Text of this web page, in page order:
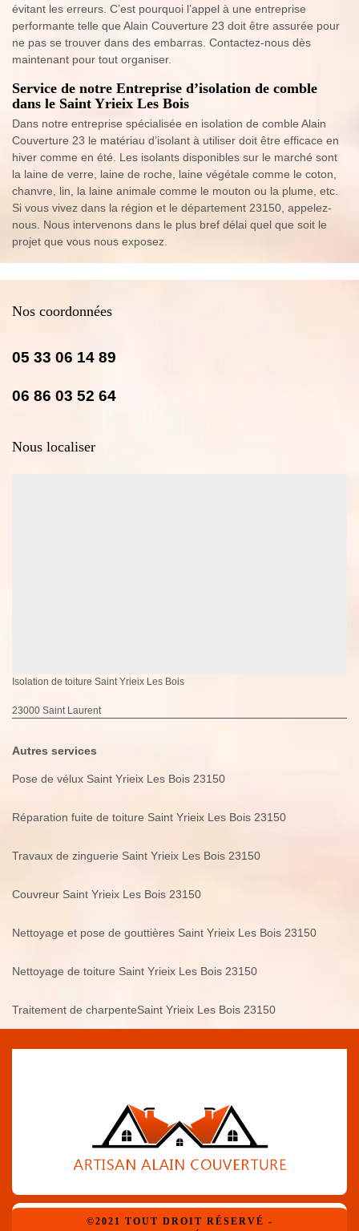
évitant les erreurs. C’est pourquoi l’appel à une entreprise
performante telle que Alain Couverture 23 doit être assurée pour
ne pas se trouver dans des embarras. Contactez-nous dès
maintenant pour tout organiser.
Service de notre Entreprise d’isolation de comble
dans le Saint Yrieix Les Bois
Dans notre entreprise spécialisée en isolation de comble Alain
Couverture 23 le matériau d’isolant à utiliser doit être efficace en
hiver comme en été. Les isolants disponibles sur le marché sont
la laine de verre, laine de roche, laine végétale comme le coton,
chanvre, lin, la laine animale comme le mouton ou la plume, etc.
Si vous vivez dans la région et le département 23150, appelez-
nous. Nous intervenons dans le plus bref délai quel que soit le
projet que vous nous exposez.
Nos coordonnées
05 33 06 14 89
06 86 03 52 64
Nous localiser
Isolation de toiture Saint Yrieix Les Bois
23000 Saint Laurent
Autres services
Pose de vélux Saint Yrieix Les Bois 23150
Réparation fuite de toiture Saint Yrieix Les Bois 23150
Travaux de zinguerie Saint Yrieix Les Bois 23150
Couvreur Saint Yrieix Les Bois 23150
Nettoyage et pose de gouttières Saint Yrieix Les Bois 23150
Nettoyage de toiture Saint Yrieix Les Bois 23150
Traitement de charpenteSaint Yrieix Les Bois 23150
©2021 TOUT DROIT RÉSERVÉ -